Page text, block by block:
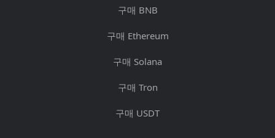
구매 BNB
구매 Ethereum
구매 Solana
구매 Tron
구매 USDT